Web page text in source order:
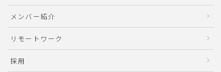
メンバー紹介
リモートワーク
採用